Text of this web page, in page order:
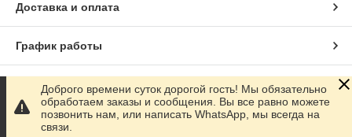
Доставка и оплата
График работы
Полная версия сайта
Сайт создан на маркетплейсе
Доброго времени суток дорогой гость! Мы обязательно
обработаем заказы и сообщения. Вы все равно можете
позвонить нам, или написать WhatsApp, мы всегда на
связи.